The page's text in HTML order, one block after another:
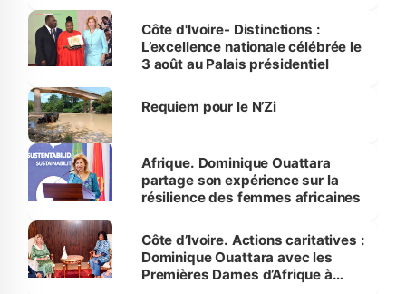
Bassam
Côte d'Ivoire- Distinctions :
L’excellence nationale célébrée le
3 août au Palais présidentiel
Requiem pour le N’Zi
Afrique. Dominique Ouattara
partage son expérience sur la
résilience des femmes africaines
Côte d’Ivoire. Actions caritatives :
Dominique Ouattara avec les
Premières Dames d’Afrique à